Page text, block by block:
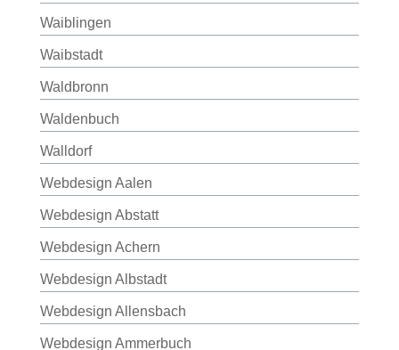
Waiblingen
Waibstadt
Waldbronn
Waldenbuch
Walldorf
Webdesign Aalen
Webdesign Abstatt
Webdesign Achern
Webdesign Albstadt
Webdesign Allensbach
Webdesign Ammerbuch